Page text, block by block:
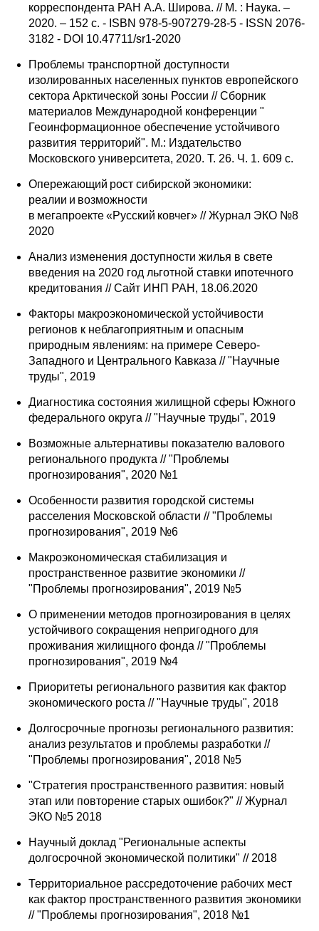
корреспондента РАН А.А. Широва. // М. : Наука. –
2020. – 152 с. - ISBN 978-5-907279-28-5 - ISSN 2076-
3182 - DOI 10.47711/sr1-2020
Проблемы транспортной доступности
изолированных населенных пунктов европейского
сектора Арктической зоны России // Сборник
материалов Международной конференции "
Геоинформационное обеспечение устойчивого
развития территорий". М.: Издательство
Московского университета, 2020. Т. 26. Ч. 1. 609 с.
Опережающий рост сибирской экономики:
реалии и возможности
в мегапроекте «Русский ковчег» // Журнал ЭКО №8
2020
Анализ изменения доступности жилья в свете
введения на 2020 год льготной ставки ипотечного
кредитования // Сайт ИНП РАН, 18.06.2020
Факторы макроэкономической устойчивости
регионов к неблагоприятным и опасным
природным явлениям: на примере Северо-
Западного и Центрального Кавказа // "Научные
труды", 2019
Диагностика состояния жилищной сферы Южного
федерального округа // "Научные труды", 2019
Возможные альтернативы показателю валового
регионального продукта // "Проблемы
прогнозирования", 2020 №1
Особенности развития городской системы
расселения Московской области // "Проблемы
прогнозирования", 2019 №6
Макроэкономическая стабилизация и
пространственное развитие экономики //
"Проблемы прогнозирования", 2019 №5
О применении методов прогнозирования в целях
устойчивого сокращения непригодного для
проживания жилищного фонда // "Проблемы
прогнозирования", 2019 №4
Приоритеты регионального развития как фактор
экономического роста // "Научные труды", 2018
Долгосрочные прогнозы регионального развития:
анализ результатов и проблемы разработки //
"Проблемы прогнозирования", 2018 №5
"Стратегия пространственного развития: новый
этап или повторение старых ошибок?" // Журнал
ЭКО №5 2018
Научный доклад "Региональные аспекты
долгосрочной экономической политики" // 2018
Территориальное рассредоточение рабочих мест
как фактор пространственного развития экономики
// "Проблемы прогнозирования", 2018 №1